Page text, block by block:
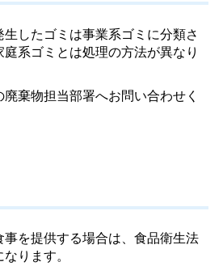
したゴミは事業系ゴミに分類さ
系ゴミとは処理の方法が異なり
棄物担当部署へお問い合わせく
を提供する場合は、食品衛生法
ります。